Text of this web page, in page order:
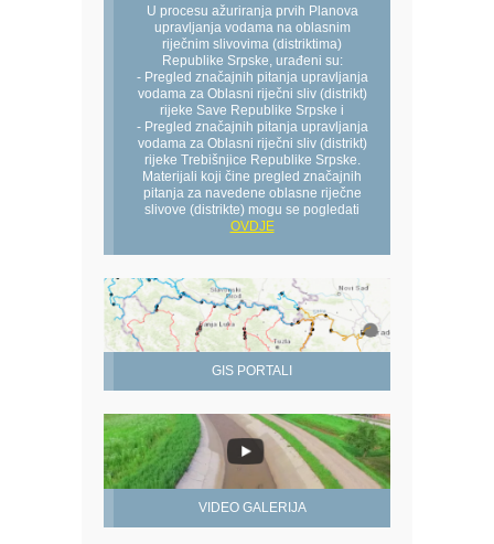
U procesu ažuriranja prvih Planova
upravljanja vodama na oblasnim
riječnim slivovima (distriktima)
Republike Srpske, urađeni su:
- Pregled značajnih pitanja upravljanja
vodama za Oblasni riječni sliv (distrikt)
rijeke Save Republike Srpske i
- Pregled značajnih pitanja upravljanja
vodama za Oblasni riječni sliv (distrikt)
rijeke Trebišnjice Republike Srpske.
Materijali koji čine pregled značajnih
pitanja za navedene oblasne riječne
slivove (distrikte) mogu se pogledati
OVDJE
GIS PORTALI
VIDEO GALERIJA